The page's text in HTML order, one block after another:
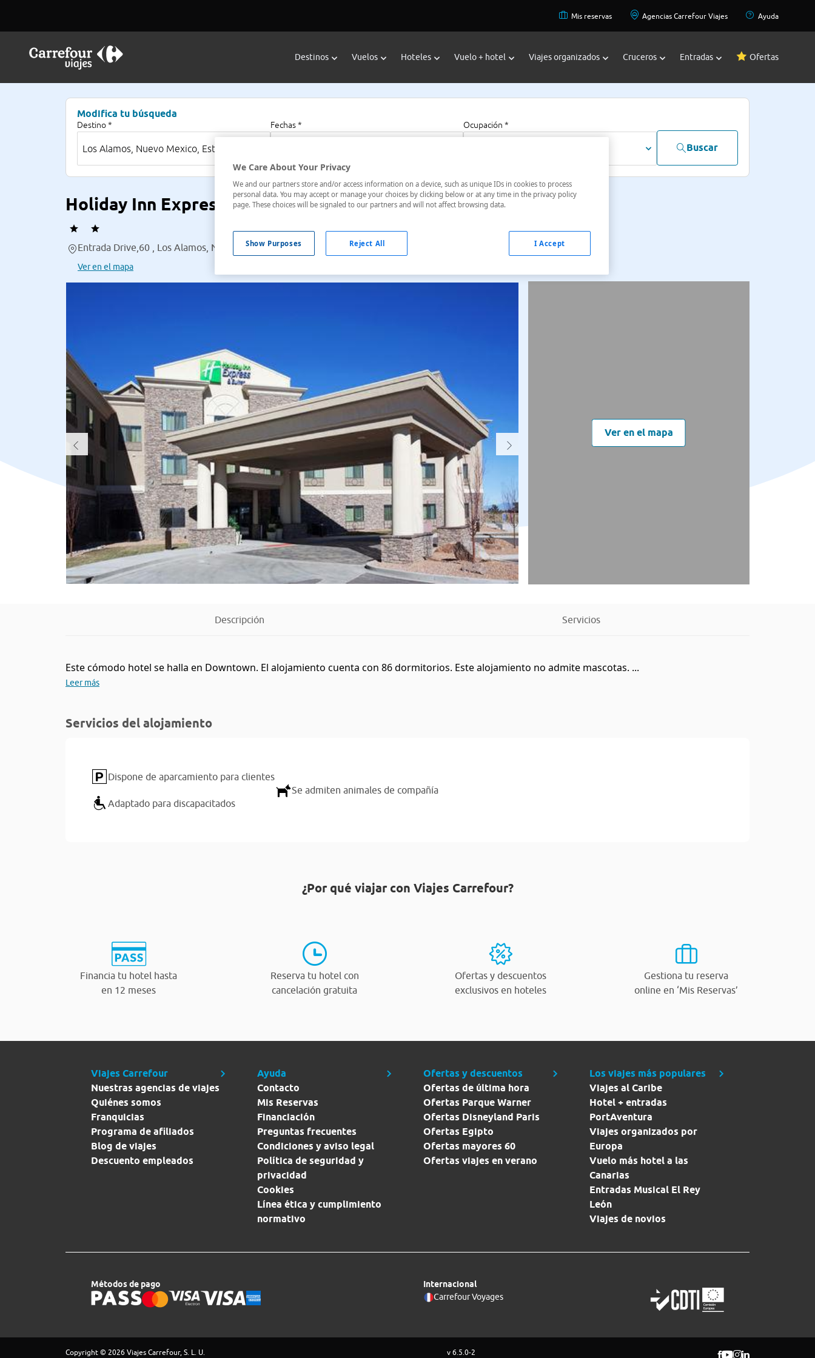
Mis reservas Agencias Carrefour Viajes Ayuda
Destinos Vuelos Hoteles Vuelo + hotel Viajes organizados Cruceros Entradas Ofertas
Modifica tu búsqueda
Destino * Fechas * Ocupación *
Buscar
Holiday Inn Express Hotel & Suites Los Alamos Entr
Entrada Drive,60 , Los Alamos, Nuevo Mexico, Estados Unidos
Ver en el mapa
Ver en el mapa
Descripción Servicios
Este cómodo hotel se halla en Downtown. El alojamiento cuenta con 86 dormitorios. Este alojamiento no admite mascotas. ...
Leer más
Servicios del alojamiento
Dispone de aparcamiento para clientes
Adaptado para discapacitados
Se admiten animales de compañía
¿Por qué viajar con Viajes Carrefour?
Financia tu hotel hasta
en 12 meses
Reserva tu hotel con
cancelación gratuita
Ofertas y descuentos
exclusivos en hoteles
Gestiona tu reserva
online en ‘Mis Reservas’
Viajes Carrefour
Nuestras agencias de viajes
Quiénes somos
Franquicias
Programa de afiliados
Blog de viajes
Descuento empleados
Ayuda
Contacto
Mis Reservas
Financiación
Preguntas frecuentes
Condiciones y aviso legal
Política de seguridad y
privacidad
Cookies
Línea ética y cumplimiento
normativo
Ofertas y descuentos
Ofertas de última hora
Ofertas Parque Warner
Ofertas Disneyland Paris
Ofertas Egipto
Ofertas mayores 60
Ofertas viajes en verano
Los viajes más populares
Viajes al Caribe
Hotel + entradas
PortAventura
Viajes organizados por
Europa
Vuelo más hotel a las
Canarias
Entradas Musical El Rey
León
Viajes de novios
Métodos de pago
Internacional
Carrefour Voyages
Copyright © 2026 Viajes Carrefour, S. L. U. v 6.5.0-2
We Care About Your Privacy
We and our partners store and/or access information on a device, such as unique IDs in cookies to process
personal data. You may accept or manage your choices by clicking below or at any time in the privacy policy
page. These choices will be signaled to our partners and will not affect browsing data.
Show Purposes Reject All I Accept